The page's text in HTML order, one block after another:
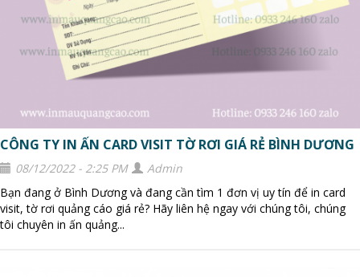
CÔNG TY IN ẤN CARD VISIT TỜ RƠI GIÁ RẺ BÌNH DƯƠNG
08/12/2022 - 2:25 PM
Admin
Bạn đang ở Bình Dương và đang cần tìm 1 đơn vị uy tín để in card
visit, tờ rơi quảng cáo giá rẻ? Hãy liên hệ ngay với chúng tôi, chúng
tôi chuyên in ấn quảng...